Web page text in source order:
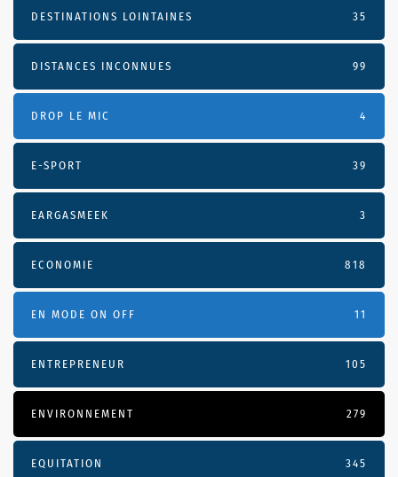
DESTINATIONS LOINTAINES 35
DISTANCES INCONNUES 99
DROP LE MIC 4
E-SPORT 39
EARGASMEEK 3
ECONOMIE 818
EN MODE ON OFF 11
ENTREPRENEUR 105
ENVIRONNEMENT 279
EQUITATION 345